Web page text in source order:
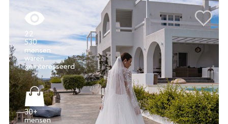
22
530
mensen
waren
geïnteresseerd
30+
mensen